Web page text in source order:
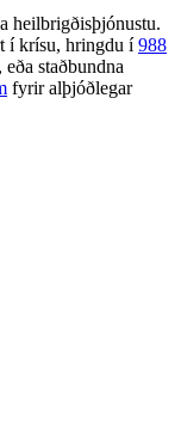
heilbrigðisþjónustu.
í krísu, hringdu í 988
eða staðbundna
fyrir alþjóðlegar